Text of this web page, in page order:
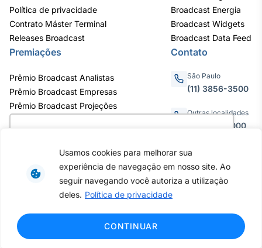
como você interage em nosso site e
personalizar conteúdo. Ao utilizar este site, você
concorda com o uso de cookies.
Saiba mais
Ok, entendi!
Usamos cookies para melhorar sua
experiência de navegação em nosso site. Ao
seguir navegando você autoriza a utilização
deles. Política de privacidade
CONTINUAR
Política de privacidade
Contrato Máster Terminal
Releases Broadcast
Broadcast Energia
Broadcast Widgets
Broadcast Data Feed
Premiações
Prêmio Broadcast Analistas
Prêmio Broadcast Empresas
Prêmio Broadcast Projeções
Contato
São Paulo
(11) 3856-3500
Outras localidades
0800.011.3000
Av. Eng. Caetano Álvares, 55 - 3º e
6º andar, Bairro do Limão, São
Paulo / SP, CEP 02598-900 -
direitos reservados ao Broadcast |
Agência Estado.